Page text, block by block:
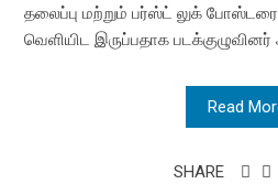
தலைப்பு மற்றும் பர்ஸ்ட் லுக்
வெளியிட இருப்பதாக
Read
SHARE